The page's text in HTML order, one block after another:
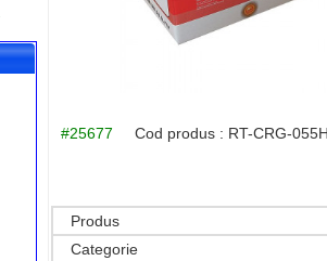
#25677 Cod produs : RT-CRG-
Produs
Categorie